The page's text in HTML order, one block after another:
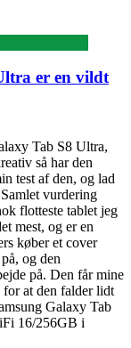
er en vildt
Tab S8 Ultra,
så har den
test af den, og lad
vurdering
flotteste tablet jeg
mest, og er en
køber et cover
og den
på. Den får mine
for at den falder lidt
Galaxy Tab
16/256GB i